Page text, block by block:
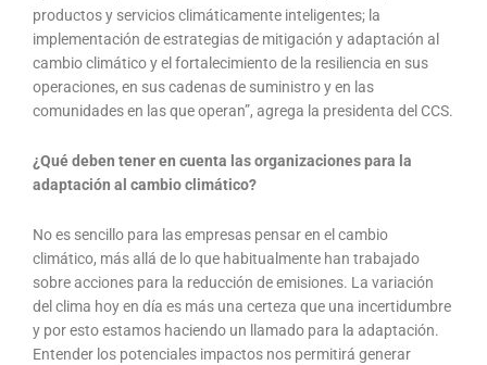
productos y servicios climáticamente inteligentes; la
implementación de estrategias de mitigación y adaptación al
cambio climático y el fortalecimiento de la resiliencia en sus
operaciones, en sus cadenas de suministro y en las
comunidades en las que operan”, agrega la presidenta del CCS.
¿Qué deben tener en cuenta las organizaciones para la
adaptación al cambio climático?
No es sencillo para las empresas pensar en el cambio
climático, más allá de lo que habitualmente han trabajado
sobre acciones para la reducción de emisiones. La variación
del clima hoy en día es más una certeza que una incertidumbre
y por esto estamos haciendo un llamado para la adaptación.
Entender los potenciales impactos nos permitirá generar